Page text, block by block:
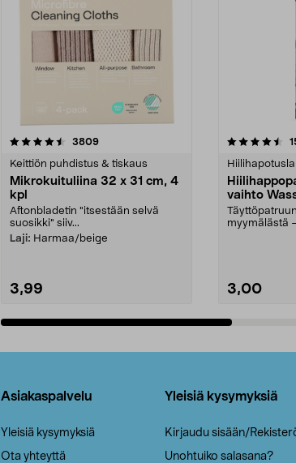
3809arvostelut
Keittiön puhdistus & tiskaus
Mikrokuituliina 32 x 31 cm, 4
kpl
Aftonbladetin "itsestään selvä
suosikki" siiv...
Laji: Harmaa/beige
3,99
4.5viidestä
vaihto
myymälästä
3,00
Asiakaspalvelu
Yleisiä kysymyksiä
Ota yhteyttä
Yleisiä kysymyksiä
Kirjaudu sisään/
Unohtuiko salasana?